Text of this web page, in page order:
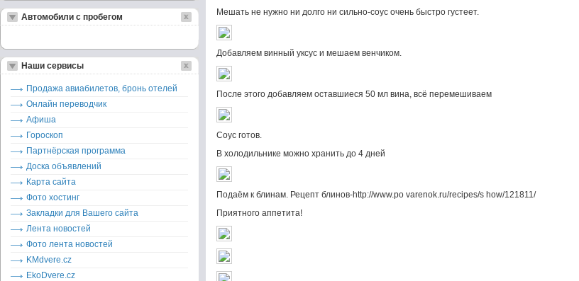
Мешать не нужно ни долго ни сильно-соус очень быстро густеет.
Добавляем винный уксус и мешаем венчиком.
После этого добавляем оставшиеся 50 мл вина, всё перемешиваем
Соус готов.
В холодильнике можно хранить до 4 дней
Подаём к блинам. Рецепт блинов-http://www.po varenok.ru/recipes/s how/121811/
Приятного аппетита!
Автомобили с пробегом
Наши сервисы
Продажа авиабилетов, бронь отелей
Онлайн переводчик
Афиша
Гороскоп
Партнёрская программа
Доска объявлений
Карта сайта
Фото хостинг
Закладки для Вашего сайта
Лента новостей
Фото лента новостей
KMdvere.cz
EkoDvere.cz